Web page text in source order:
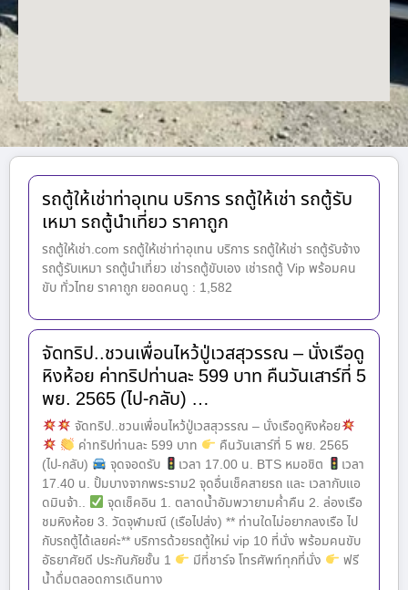
รถตู้ให้เช่าท่าอุเทน บริการ รถตู้ให้เช่า รถตู้รับ
เหมา รถตู้นำเที่ยว ราคาถูก
รถตู้ให้เช่า.com รถตู้ให้เช่าท่าอุเทน บริการ รถตู้ให้เช่า รถตู้รับจ้าง
รถตู้รับเหมา รถตู้นำเที่ยว เช่ารถตู้ขับเอง เช่ารถตู้ Vip พร้อมคน
ขับ ทั่วไทย ราคาถูก ยอดคนดู : 1,582
จัดทริป..ชวนเพื่อนไหว้ปู่เวสสุวรรณ – นั่งเรือดู
หิงห้อย ค่าทริปท่านละ 599 บาท คืนวันเสาร์ที่ 5
พย. 2565 (ไป-กลับ) …
จัดทริป..ชวนเพื่อนไหว้ปู่เวสสุวรรณ – นั่งเรือดูหิงห้อย
ค่าทริปท่านละ 599 บาท
คืนวันเสาร์ที่ 5 พย. 2565
(ไป-กลับ)
จุดจอดรับ เวลา 17.00 น. BTS หมอชิต
เวลา
17.40 น. ปั้มบางจากพระราม2 จุดอื่นเช็คสายรถ และ เวลากับแอ
ดมินจ้า..
จุดเช็คอิน 1. ตลาดน้ำอัมพวายามค่ำคืน 2. ล่องเรือ
ชมหิงห้อย 3. วัดจุฬามณี (เรือไปส่ง) ** ท่านใดไม่อยากลงเรือ ไป
กับรถตู้ได้เลยค่ะ** บริการด้วยรถตู้ใหม่ vip 10 ที่นั่ง พร้อมคนขับ
อัธยาศัยดี ประกันภัยชั้น 1
มีที่ชาร์จ โทรศัพท์ทุกที่นั่ง
ฟรี
น้ำดื่มตลอดการเดินทาง